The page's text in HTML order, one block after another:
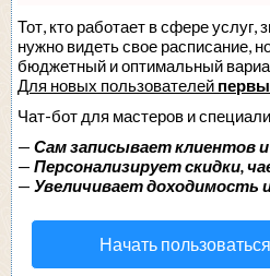
Тот, кто работает в сфере услуг,
нужно видеть свое расписание,
бюджетный и оптимальный
Для новых пользователей
Чат-бот для мастеров и
— Сам записывает клиентов
— Персонализирует скидки,
— Увеличивает доходимость
Начать